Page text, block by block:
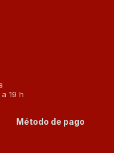
19 h
Método de pago